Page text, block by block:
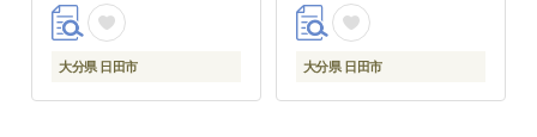
大分県 日田市 大分県 日田市